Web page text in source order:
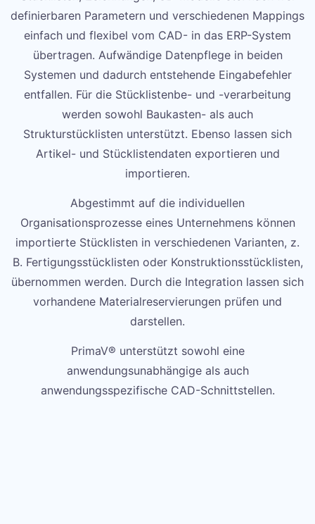
definierbaren Parametern und verschiedenen Mappings
einfach und flexibel vom CAD- in das ERP-System
übertragen. Aufwändige Datenpflege in beiden
Systemen und dadurch entstehende Eingabefehler
entfallen. Für die Stücklistenbe- und -verarbeitung
werden sowohl Baukasten- als auch
Strukturstücklisten unterstützt. Ebenso lassen sich
Artikel- und Stücklistendaten exportieren und
importieren.
Abgestimmt auf die individuellen
Organisationsprozesse eines Unternehmens können
importierte Stücklisten in verschiedenen Varianten, z.
B. Fertigungsstücklisten oder Konstruktionsstücklisten,
übernommen werden. Durch die Integration lassen sich
vorhandene Materialreservierungen prüfen und
darstellen.
PrimaV® unterstützt sowohl eine
anwendungsunabhängige als auch
anwendungsspezifische CAD-Schnittstellen.